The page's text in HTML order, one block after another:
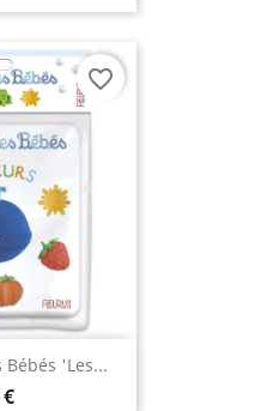
Bébés 'Les...
favorite_border